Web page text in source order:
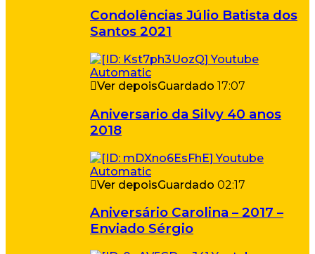
Condolências Júlio Batista dos
Santos 2021
Ver depoisGuardado 17:07
Aniversario da Silvy 40 anos
2018
Ver depoisGuardado 02:17
Aniversário Carolina – 2017 –
Enviado Sérgio